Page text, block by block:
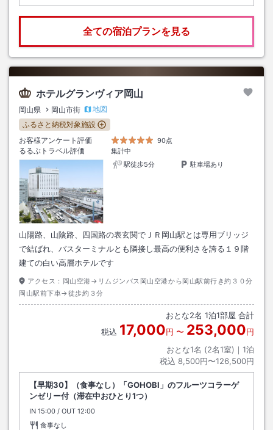
全ての宿泊プランを見る
ホテルグランヴィア岡山
岡山県 岡山市街
地図
ふるさと納税対象施設
お客様アンケート評価
90点
るるぶトラベル評価
集計中
駅徒歩5分
駐車場あり
山陽路、山陰路、四国路の表玄関でＪＲ岡山駅とは専用ブリッジ
で結ばれ、バスターミナルとも隣接し最高の便利さを誇る１９階
建ての白い高層ホテルです
アクセス： 岡山空港→リムジンバス岡山空港から岡山駅前行き約３０分
岡山駅前下車→徒歩約３分
おとな2名 1泊1部屋 合計
税込 17,000円 〜 253,000円
おとな1名 (2名1室)｜ 1泊
税込 8,500円〜126,500円
【早期30】（食事なし）「GOHOBI」のフルーツコラーゲ
ンゼリー付（滞在中おひとり1つ）
IN チェックイン
15:00 / OUT チェックアウト
12:00
食事なし